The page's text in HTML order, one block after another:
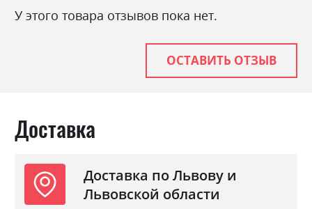
У этого товара отзывов пока нет.
ОСТАВИТЬ ОТЗЫВ
Доставка
Доставка по Львову и
Львовской области